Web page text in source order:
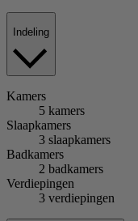
Indeling
Kamers
5 kamers
Slaapkamers
3 slaapkamers
Badkamers
2 badkamers
Verdiepingen
3 verdiepingen